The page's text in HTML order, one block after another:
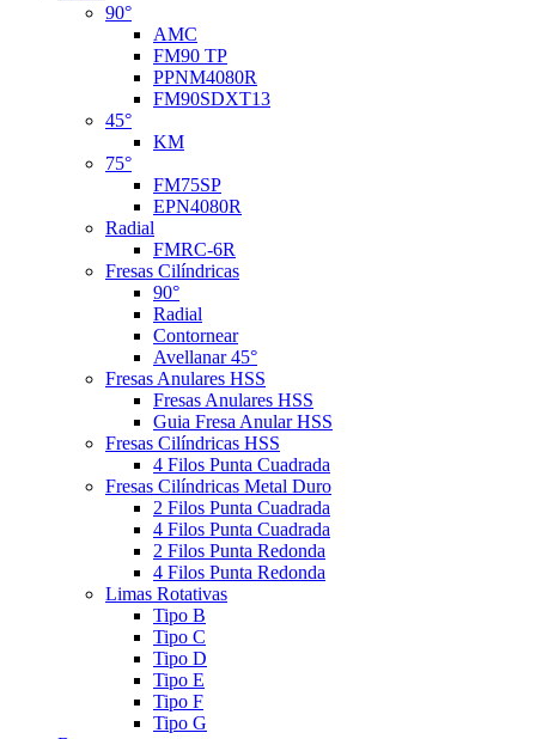
90°
AMC
FM90 TP
PPNM4080R
FM90SDXT13
45°
KM
75°
FM75SP
EPN4080R
Radial
FMRC-6R
Fresas Cilíndricas
90°
Radial
Contornear
Avellanar 45°
Fresas Anulares HSS
Fresas Anulares HSS
Guia Fresa Anular HSS
Fresas Cilíndricas HSS
4 Filos Punta Cuadrada
Fresas Cilíndricas Metal Duro
2 Filos Punta Cuadrada
4 Filos Punta Cuadrada
2 Filos Punta Redonda
4 Filos Punta Redonda
Limas Rotativas
Tipo B
Tipo C
Tipo D
Tipo E
Tipo F
Tipo G